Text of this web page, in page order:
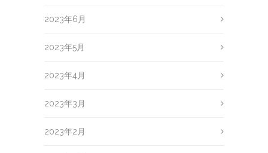
2023年6月
2023年5月
2023年4月
2023年3月
2023年2月